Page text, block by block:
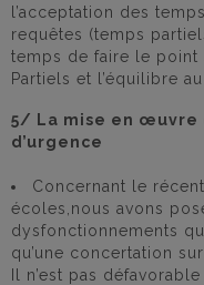
l’acceptation des
requêtes (temps
temps de faire le point
Partiels et l’équilibre
5/ La mise en œuvre
d’urgence
Concernant le
écoles,nous avons
dysfonctionnements
qu’une concertation
Il n’est pas